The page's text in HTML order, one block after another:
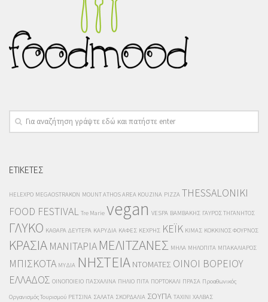
ΕΤΙΚΕΤΕΣ
HELEXPO MEGAOSTRAKON MOUNT ATHOS AREA KOUZINA PIZZA THESSALONIKI
FOOD FESTIVAL
Tre Marie vegan VESPA ΒΑΜΒΑΚΗΣ ΓΑΥΡΟΣ ΤΗΓΑΝΗΤΟΣ
ΓΛΥΚΟ ΚΑΘΑΡΑ ΔΕΥΤΕΡΑ ΚΑΡΥΔΙΑ ΚΑΦΕΣ ΚΕΧΡΗΣ ΚΕΪΚ ΚΙΜΑΣ ΚΟΚΚΙΝΟΣ ΦΟΥΡΝΟΣ
ΚΡΑΣΙΑ ΜΑΝΙΤΑΡΙΑ ΜΕΛΙΤΖΑΝΕΣ ΜΗΛΑ ΜΗΛΟΠΙΤΑ ΜΠΑΚΑΛΙΑΡΟΣ
ΜΠΙΣΚΟΤΑ ΜΥΔΙΑ ΝΗΣΤΕΙΑ ΝΤΟΜΑΤΕΣ ΟΙΝΟΙ ΒΟΡΕΙΟΥ
ΕΛΛΑΔΟΣ ΟΙΝΟΠΟΙΕΙΟ ΠΑΣΧΑΛΙΝΑ ΠΗΛΙΟ ΠΙΤΑ ΠΟΡΤΟΚΑΛΙ ΠΡΑΣΑ Προαθωνικός
Οργανισμός Τουρισμού ΡΕΤΣΙΝΑ ΣΑΛΑΤΑ ΣΚΟΡΔΑΛΙΑ ΣΟΥΠΑ ΤΑΧΙΝΙ ΧΑΛΒΑΣ